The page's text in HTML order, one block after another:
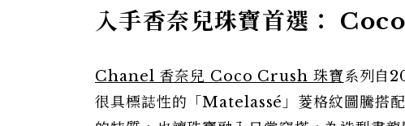
入手香奈兒珠寶首選：
Chanel 香奈兒 Coco Crush 珠寶系列自
很具標誌性的「Matelassé」菱格紋圖騰搭